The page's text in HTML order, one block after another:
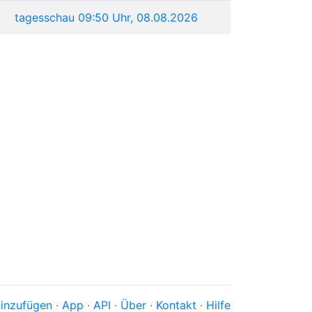
tagesschau 09:50 Uhr, 08.08.2026
· App · API · Über · Kontakt · Hilfe